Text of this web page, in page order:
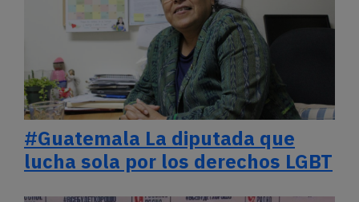
#Guatemala La diputada que
lucha sola por los derechos LGBT